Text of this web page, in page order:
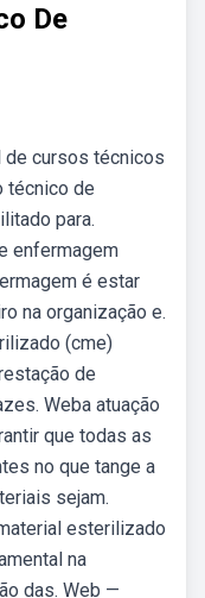
De
de cursos técnicos
técnico de
para.
enfermagem
é estar
na organização e.
(cme)
de
Weba atuação
que todas as
no que tange a
sejam.
esterilizado
na
das. Web —